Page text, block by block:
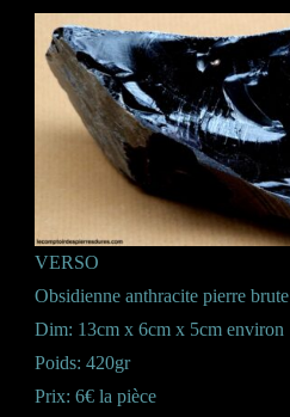
VERSO
Obsidienne anthracite pierre brute
Dim: 13cm x 6cm x 5cm environ
Poids: 420gr
Prix: 6€ la pièce